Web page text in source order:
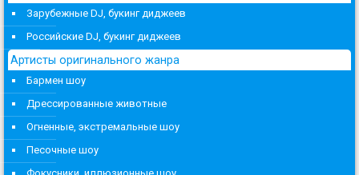
Зарубежные DJ, букинг диджеев
Российские DJ, букинг диджеев
Артисты оригинального жанра
Бармен шоу
Дрессированные животные
Огненные, экстремальные шоу
Песочные шоу